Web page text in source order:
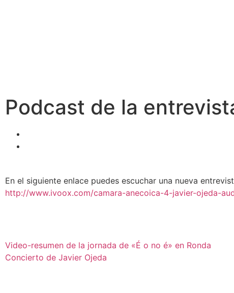
Podcast de la
En el siguiente enlace puedes escuchar una nueva
http://www.ivoox.com/camara-anecoica-4-javier-ojeda-
Video-resumen de la jornada de «É o no é» en Ronda
Concierto de Javier Ojeda